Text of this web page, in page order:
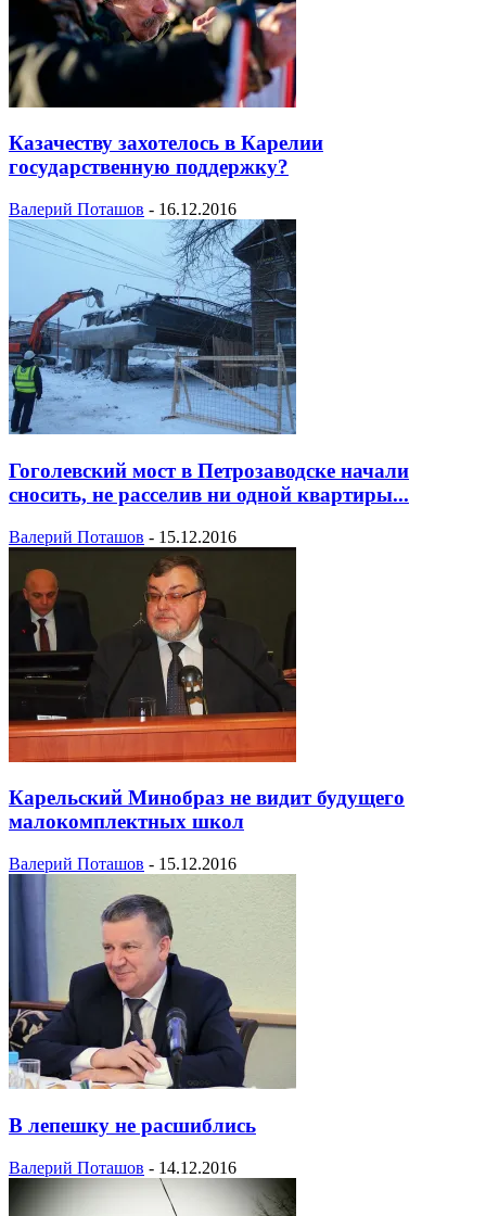
Казачеству захотелось в Карелии
государственную поддержку?
Валерий Поташов - 16.12.2016
Гоголевский мост в Петрозаводске начали
сносить, не расселив ни одной квартиры...
Валерий Поташов - 15.12.2016
Карельский Минобраз не видит будущего
малокомплектных школ
Валерий Поташов - 15.12.2016
В лепешку не расшиблись
Валерий Поташов - 14.12.2016